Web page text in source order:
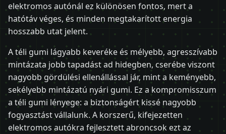
elektromos autónál ez különösen fontos, mert a
hatótáv véges, és minden megtakarított energia
hosszabb utat jelent.
A téli gumi lágyabb keveréke és mélyebb, agresszívabb
mintázata jobb tapadást ad hidegben, cserébe viszont
nagyobb gördülési ellenállással jár, mint a keményebb,
sekélyebb mintázatú nyári gumi. Ez a kompromisszum
a téli gumi lényege: a biztonságért kissé nagyobb
fogyasztást vállalunk. A korszerű, kifejezetten
elektromos autókra fejlesztett abroncsok ezt az